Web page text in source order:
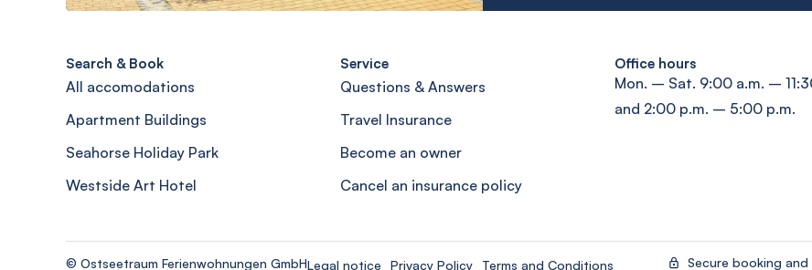
Search & Book
All accomodations
Apartment Buildings
Seahorse Holiday Park
Westside Art Hotel
Service
Questions & Answers
Travel Insurance
Become an owner
Cancel an insurance policy
Office hours
Mon. – Sat. 9:00 a.m. –
and 2:00 p.m. – 5:00 p.m.
© Ostseetraum Ferienwohnungen GmbHLegal notice Privacy Policy Terms and Conditions Secure booking and